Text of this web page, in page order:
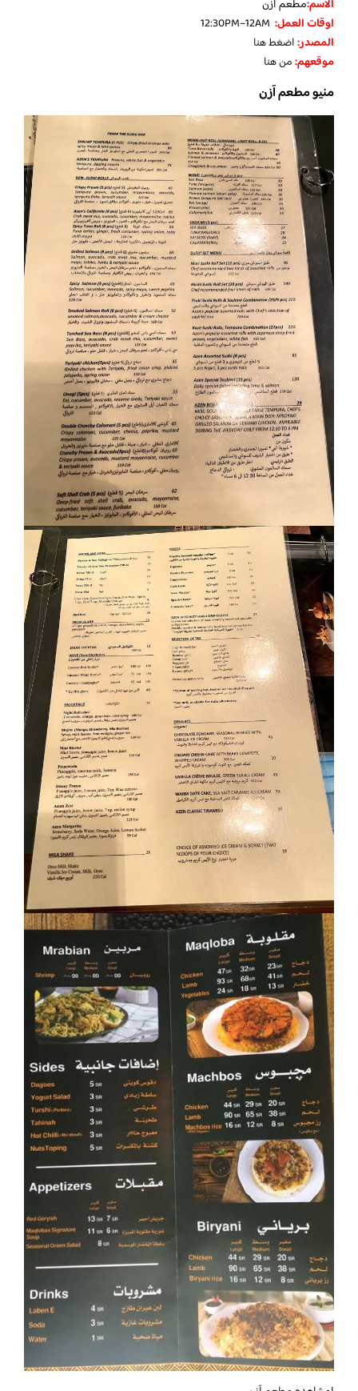
الاسم:مطعم آزن
اوقات العمل:
المصدر:اضغط هنا
موقعهم:من هنا
منيو مطعم آزن